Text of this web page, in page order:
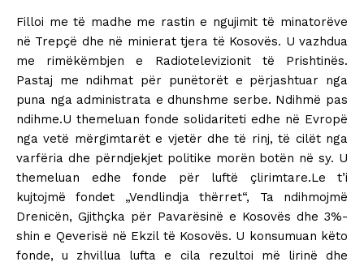
Filloi me të madhe me rastin e ngujimit të minatorëve
në Trepçë dhe në minierat tjera të Kosovës. U vazhdua
me rimëkëmbjen e Radiotelevizionit të Prishtinës.
Pastaj me ndihmat për punëtorët e përjashtuar nga
puna nga administrata e dhunshme serbe. Ndihmë pas
ndihme.U themeluan fonde solidariteti edhe në Evropë
nga vetë mërgimtarët e vjetër dhe të rinj, të cilët nga
varfëria dhe përndjekjet politike morën botën në sy. U
themeluan edhe fonde për luftë çlirimtare.Le t’i
kujtojmë fondet „Vendlindja thërret“, Ta ndihmojmë
Drenicën, Gjithçka për Pavarësinë e Kosovës dhe 3%-
shin e Qeverisë në Ekzil të Kosovës. U konsumuan këto
fonde, u zhvillua lufta e cila rezultoi më lirinë dhe